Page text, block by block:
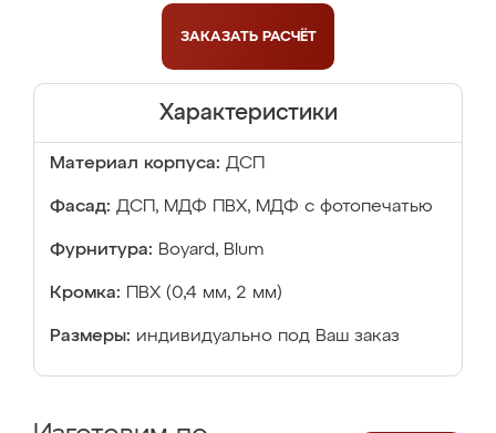
ЗАКАЗАТЬ РАСЧЁТ
Характеристики
Материал корпуса: ДСП
Фасад: ДСП, МДФ ПВХ, МДФ с фотопечатью
Фурнитура: Boyard, Blum
Кромка: ПВХ (0,4 мм, 2 мм)
Размеры: индивидуально под Ваш заказ